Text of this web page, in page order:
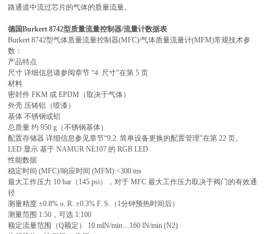
路通道中流过芯片的气体的质量流量。
德国Burkert 8742型质量流量控制器/流量计数据表
Burkert 8742型气体质量流量控制器(MFC)/气体质量流量计(MFM)常规技术参
数：
产品特点
尺寸 详细信息请参阅章节 “4. 尺寸"在第 5 页
材料
密封件 FKM 或 EPDM（取决于气体）
外壳 压铸铝（喷漆）
基体 不锈钢或铝
总质量 约 950 g（不锈钢基体）
配置存储器 详细信息参见章节“9.2. 简单设备更换的配置管理"在第 22 页。
LED 显示 基于 NAMUR NE107 的 RGB LED
性能数据
稳定时间 (MFC)/响应时间 (MFM) <300 ms
最大工作压力 10 bar（145 psi），对于 MFC 最大工作压力取决于阀门的有效通
径
测量精度 ±0.8% o. R. ±0.3% F. S.（1分钟预热时间后）
测量范围 1:50，可选 1:100
额定流量范围（Q额定） 10 mlN/min…160 lN/min (N2)